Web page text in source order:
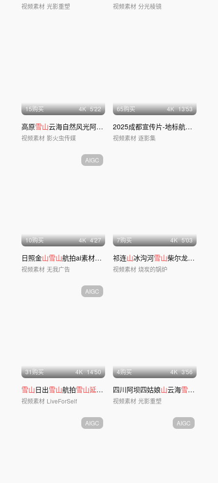
视频素材 光影重塑 视频素材 分光棱镜
15购买 4K 5'22
高原雪山云海自然风光阿勒泰初 雪林海雪原
视频素材 影火虫传媒
65购买 4K 13'53
2025成都宣传片-地标航拍
视频素材 逐影集
AIGC
10购买 4K 4'27
日照金山雪山航拍ai素材原创
视频素材 无我广告
7购买 4K 5'03
祁连山冰沟河雪山柴尔龙海
视频素材 烧炭的锅炉
AIGC
31购买 4K 14'50
雪山日出雪山航拍雪山延时 日照金山唯美雪山
视频素材 LiveForSelf
4购买 4K 3'56
四川阿坝四姑娘山云海雪山
视频素材 光影重塑
AIGC AIGC